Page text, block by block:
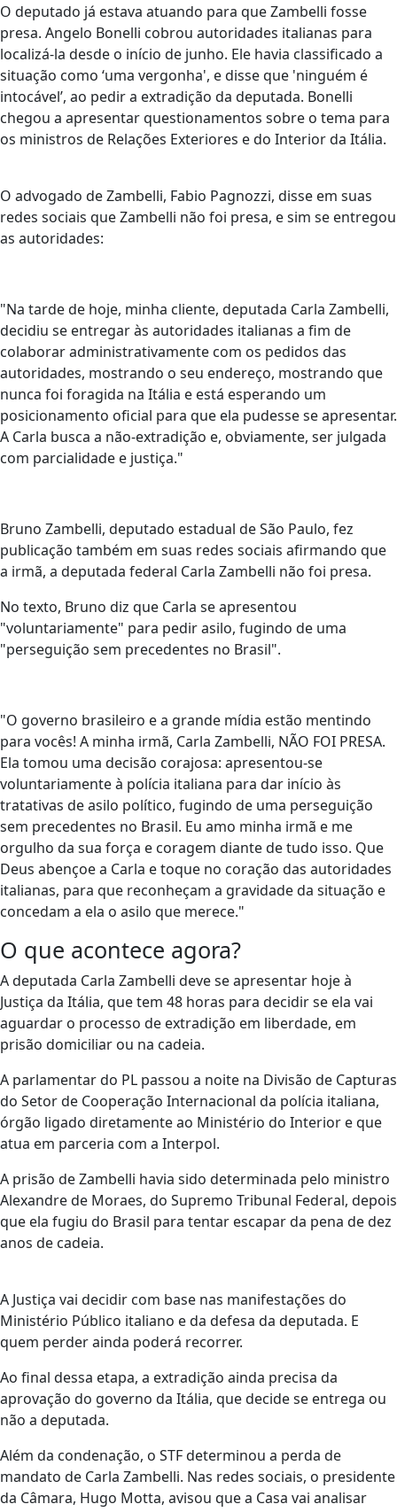
O deputado já estava atuando para que Zambelli fosse
presa. Angelo Bonelli cobrou autoridades italianas para
localizá-la desde o início de junho. Ele havia classificado a
situação como ‘uma vergonha', e disse que 'ninguém é
intocável’, ao pedir a extradição da deputada. Bonelli
chegou a apresentar questionamentos sobre o tema para
os ministros de Relações Exteriores e do Interior da Itália.
O advogado de Zambelli, Fabio Pagnozzi, disse em suas
redes sociais que Zambelli não foi presa, e sim se entregou
as autoridades:
"Na tarde de hoje, minha cliente, deputada Carla Zambelli,
decidiu se entregar às autoridades italianas a fim de
colaborar administrativamente com os pedidos das
autoridades, mostrando o seu endereço, mostrando que
nunca foi foragida na Itália e está esperando um
posicionamento oficial para que ela pudesse se apresentar.
A Carla busca a não-extradição e, obviamente, ser julgada
com parcialidade e justiça."
Bruno Zambelli, deputado estadual de São Paulo, fez
publicação também em suas redes sociais afirmando que
a irmã, a deputada federal Carla Zambelli não foi presa.
No texto, Bruno diz que Carla se apresentou
"voluntariamente" para pedir asilo, fugindo de uma
"perseguição sem precedentes no Brasil".
"O governo brasileiro e a grande mídia estão mentindo
para vocês! A minha irmã, Carla Zambelli, NÃO FOI PRESA.
Ela tomou uma decisão corajosa: apresentou-se
voluntariamente à polícia italiana para dar início às
tratativas de asilo político, fugindo de uma perseguição
sem precedentes no Brasil. Eu amo minha irmã e me
orgulho da sua força e coragem diante de tudo isso. Que
Deus abençoe a Carla e toque no coração das autoridades
italianas, para que reconheçam a gravidade da situação e
concedam a ela o asilo que merece."
O que acontece agora?
A deputada Carla Zambelli deve se apresentar hoje à
Justiça da Itália, que tem 48 horas para decidir se ela vai
aguardar o processo de extradição em liberdade, em
prisão domiciliar ou na cadeia.
A parlamentar do PL passou a noite na Divisão de Capturas
do Setor de Cooperação Internacional da polícia italiana,
órgão ligado diretamente ao Ministério do Interior e que
atua em parceria com a Interpol.
A prisão de Zambelli havia sido determinada pelo ministro
Alexandre de Moraes, do Supremo Tribunal Federal, depois
que ela fugiu do Brasil para tentar escapar da pena de dez
anos de cadeia.
A Justiça vai decidir com base nas manifestações do
Ministério Público italiano e da defesa da deputada. E
quem perder ainda poderá recorrer.
Ao final dessa etapa, a extradição ainda precisa da
aprovação do governo da Itália, que decide se entrega ou
não a deputada.
Além da condenação, o STF determinou a perda de
mandato de Carla Zambelli. Nas redes sociais, o presidente
da Câmara, Hugo Motta, avisou que a Casa vai analisar